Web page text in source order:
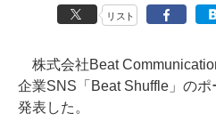
リスト
株式会社Beat
企業SNS「Beat Shuffle」のポ
発表した。